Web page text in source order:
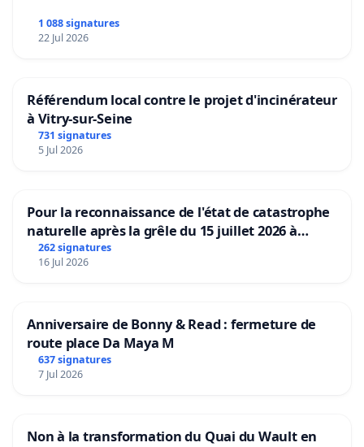
1 088 signatures
22 Jul 2026
Référendum local contre le projet d'incinérateur
à Vitry-sur-Seine
731 signatures
5 Jul 2026
Pour la reconnaissance de l'état de catastrophe
naturelle après la grêle du 15 juillet 2026 à
Aubenas et ses alentours
262 signatures
16 Jul 2026
Anniversaire de Bonny & Read : fermeture de
route place Da Maya M
637 signatures
7 Jul 2026
Non à la transformation du Quai du Wault en